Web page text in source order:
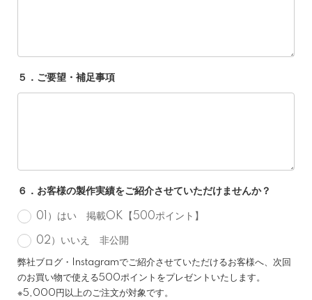
５．ご要望・補足事項
６．お客様の製作実績をご紹介させていただけませんか？
01）はい 掲載OK【500ポイント】
02）いいえ 非公開
弊社ブログ・Instagramでご紹介させていただけるお客様へ、次回
のお買い物で使える500ポイントをプレゼントいたします。
※5,000円以上のご注文が対象です。